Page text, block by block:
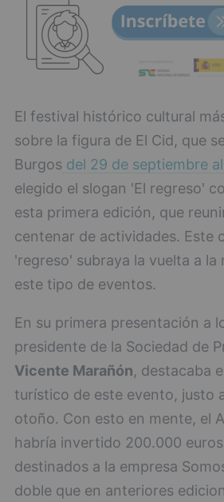
El festival histórico cultural
sobre la figura de El Cid, que
Burgos del 29 de septiembre
elegido el slogan 'El regreso'
esta primera edición, que
centenar de actividades. Este
'regreso' subraya la vuelta a la
este tipo de eventos.
En su primera presentación a
presidente de la Sociedad de
Vicente Marañón, destacaba
turístico de este evento, justo
otoño. Con esto en mente, el
habría invertido 200.000
destinados a la empresa
doble que en anteriores